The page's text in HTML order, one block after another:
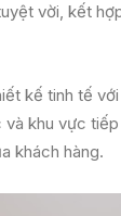
vời, kết
kế tinh tế
khu vực
khách hàng.